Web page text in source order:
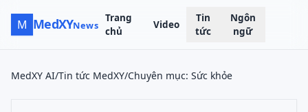
M MedXYNews
Trang
chủ
Video
Tin
tức
Ngôn
ngữ
MedXY AI/Tin tức MedXY/Chuyên mục: Sức khỏe